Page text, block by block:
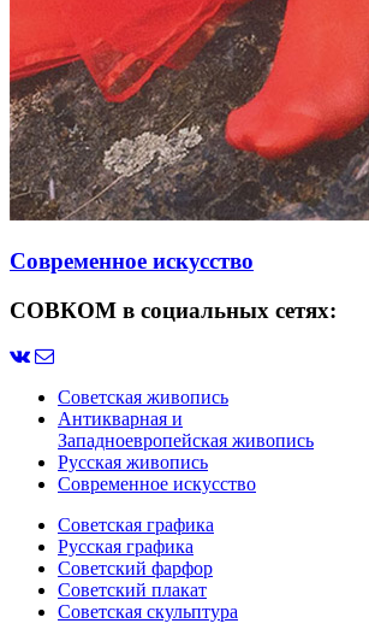
Современное искусство
СОВКОМ в социальных сетях:
Советская живопись
Антикварная и
Западноевропейская живопись
Русская живопись
Современное искусство
Советская графика
Русская графика
Советский фарфор
Советский плакат
Советская скульптура